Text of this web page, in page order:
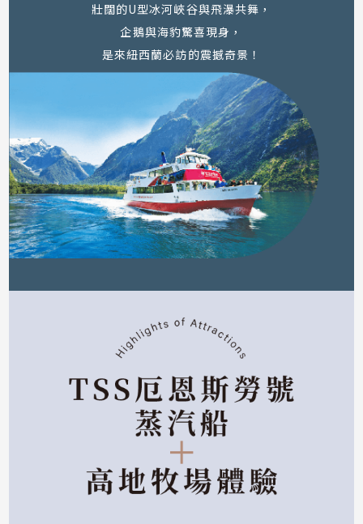
壯闊的U型冰河峽谷與飛瀑共舞，
企鵝與海豹驚喜現身，
是來紐西蘭必訪的震撼奇景！